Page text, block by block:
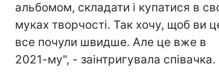
альбомом, складати і купатися в
муках творчості. Так хочу, щоб ви
все почули швидше. Але це вже в
2021-му", - заінтригувала співачка.